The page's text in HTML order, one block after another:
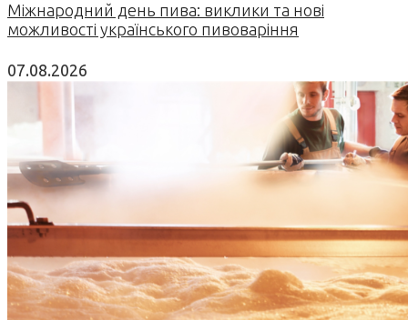
Міжнародний день пива: виклики та нові
можливості українського пивоваріння
07.08.2026